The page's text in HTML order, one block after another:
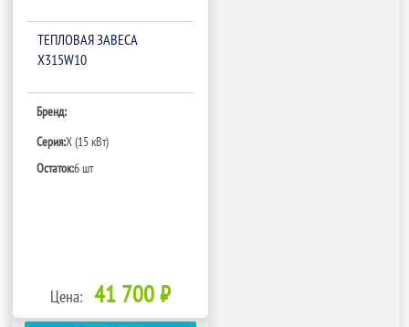
ТЕПЛОВАЯ ЗАВЕСА
X315W10
Бренд:
Серия:X (15 кВт)
Остаток:6 шт
Цена: 41 700 ₽